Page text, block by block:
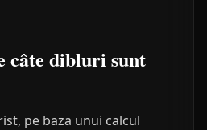
câte dibluri sunt
pe baza unui calcul